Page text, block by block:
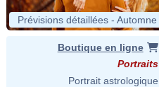
Prévisions détaillées - Automne
Boutique en ligne
Portraits
Portrait astrologique